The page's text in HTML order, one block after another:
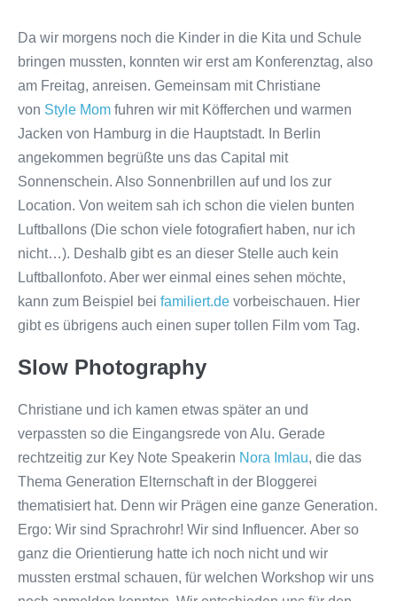
Da wir morgens noch die Kinder in die Kita und Schule
bringen mussten, konnten wir erst am Konferenztag, also
am Freitag, anreisen. Gemeinsam mit Christiane
von Style Mom fuhren wir mit Köfferchen und warmen
Jacken von Hamburg in die Hauptstadt. In Berlin
angekommen begrüßte uns das Capital mit
Sonnenschein. Also Sonnenbrillen auf und los zur
Location. Von weitem sah ich schon die vielen bunten
Luftballons (Die schon viele fotografiert haben, nur ich
nicht…). Deshalb gibt es an dieser Stelle auch kein
Luftballonfoto. Aber wer einmal eines sehen möchte,
kann zum Beispiel bei familiert.de vorbeischauen. Hier
gibt es übrigens auch einen super tollen Film vom Tag.
Slow Photography
Christiane und ich kamen etwas später an und
verpassten so die Eingangsrede von Alu. Gerade
rechtzeitig zur Key Note Speakerin Nora Imlau, die das
Thema Generation Elternschaft in der Bloggerei
thematisiert hat. Denn wir Prägen eine ganze Generation.
Ergo: Wir sind Sprachrohr! Wir sind Influencer. Aber so
ganz die Orientierung hatte ich noch nicht und wir
mussten erstmal schauen, für welchen Workshop wir uns